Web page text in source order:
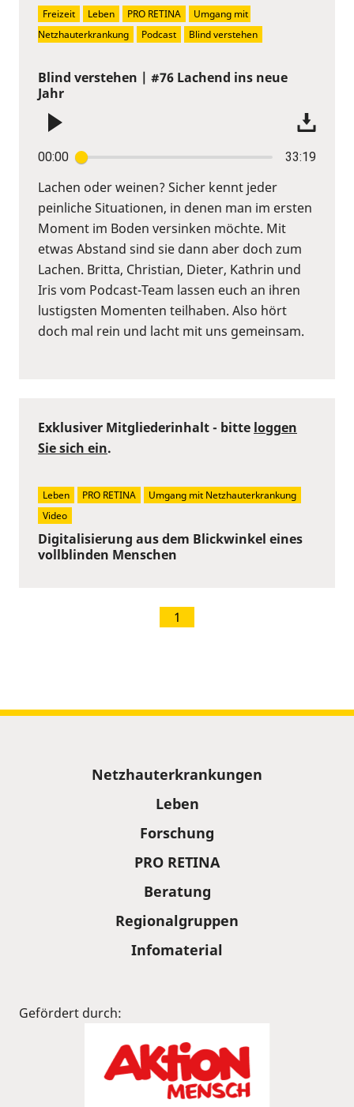
Blind verstehen | #76 Lachend ins neue
Jahr
00:00 33:19
Lachen oder weinen? Sicher kennt jeder
peinliche Situationen, in denen man im ersten
Moment im Boden versinken möchte. Mit
etwas Abstand sind sie dann aber doch zum
Lachen. Britta, Christian, Dieter, Kathrin und
Iris vom Podcast-Team lassen euch an ihren
lustigsten Momenten teilhaben. Also hört
doch mal rein und lacht mit uns gemeinsam.
Freizeit Leben PRO RETINA
Umgang mit
Netzhauterkrankung
Podcast Blind verstehen
Digitalisierung aus dem Blickwinkel eines
vollblinden Menschen
Exklusiver Mitgliederinhalt - bitte loggen
Sie sich ein.
Leben PRO RETINA
Umgang mit Netzhauterkrankung
Video
1
Netzhauterkrankungen
Leben
Forschung
PRO RETINA
Beratung
Regionalgruppen
Infomaterial
Gefördert durch: